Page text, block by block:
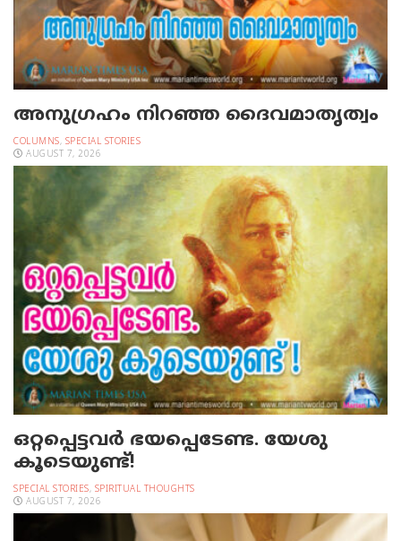
അനുഗ്രഹം നിറഞ്ഞ ദൈവമാതൃത്വം
COLUMNS, SPECIAL STORIES
AUGUST 7, 2026
ഒറ്റപ്പെട്ടവര്‍ ഭയപ്പെടേണ്ട. യേശു
കൂടെയുണ്ട്!
SPECIAL STORIES, SPIRITUAL THOUGHTS
AUGUST 7, 2026